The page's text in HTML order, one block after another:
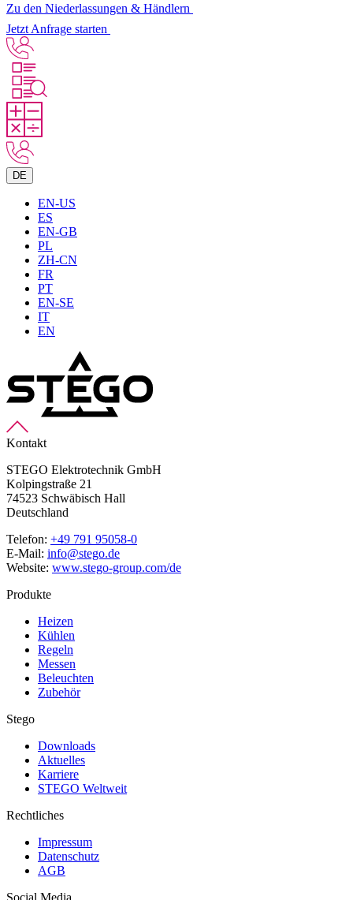
Zu den Niederlassungen & Händlern
Jetzt Anfrage starten
DE
EN-US
ES
EN-GB
PL
ZH-CN
FR
PT
EN-SE
IT
EN
Kontakt
STEGO Elektrotechnik GmbH
Kolpingstraße 21
74523 Schwäbisch Hall
Deutschland
Telefon: +49 791 95058-0
E-Mail: info@stego.de
Website: www.stego-group.com/de
Produkte
Heizen
Kühlen
Regeln
Messen
Beleuchten
Zubehör
Stego
Downloads
Aktuelles
Karriere
STEGO Weltweit
Rechtliches
Impressum
Datenschutz
AGB
Social Media